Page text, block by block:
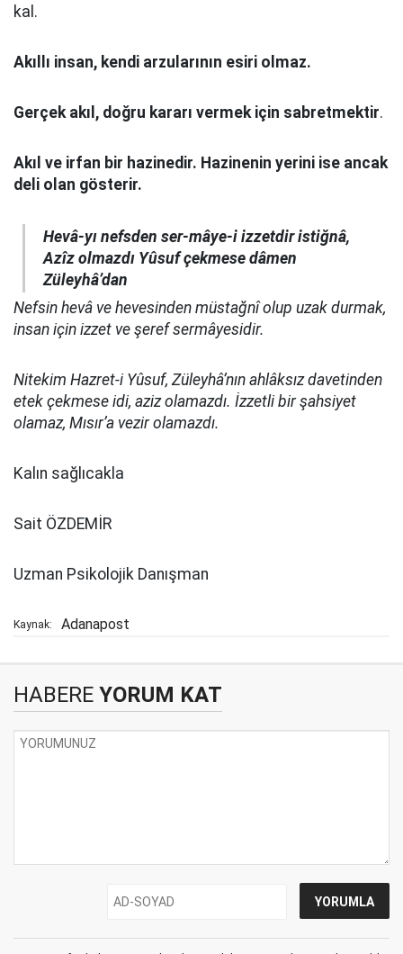
kal.
Akıllı insan, kendi arzularının esiri olmaz.
Gerçek akıl, doğru kararı vermek için sabretmektir.
Akıl ve irfan bir hazinedir. Hazinenin yerini ise ancak
deli olan gösterir.
Hevâ-yı nefsden ser-mâye-i izzetdir istiğnâ,
Azîz olmazdı Yûsuf çekmese dâmen
Züleyhâ’dan
Nefsin hevâ ve hevesinden müstağnî olup uzak durmak,
insan için izzet ve şeref sermâyesidir.
Nitekim Hazret-i Yûsuf, Züleyhâ’nın ahlâksız davetinden
etek çekmese idi, aziz olamazdı. İzzetli bir şahsiyet
olamaz, Mısır’a vezir olamazdı.
Kalın sağlıcakla
Sait ÖZDEMİR
Uzman Psikolojik Danışman
Kaynak: Adanapost
HABERE YORUM KAT